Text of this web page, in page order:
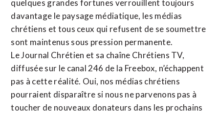
quelques grandes fortunes verrouillent toujours
davantage le paysage médiatique, les médias
chrétiens et tous ceux qui refusent de se soumettre
sont maintenus sous pression permanente.
Le Journal Chrétien et sa chaîne Chrétiens TV,
diffusée sur le canal 246 de la Freebox, n’échappent
pas à cette réalité. Oui, nos médias chrétiens
pourraient disparaître si nous ne parvenons pas à
toucher de nouveaux donateurs dans les prochains